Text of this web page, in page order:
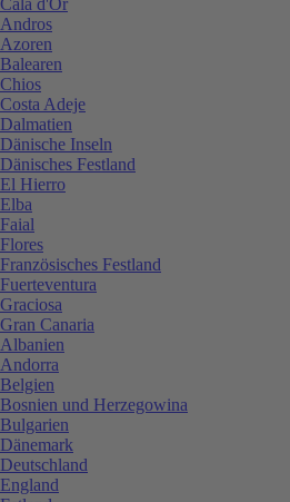
Andros
Azoren
Balearen
Chios
Costa Adeje
Dalmatien
Dänische Inseln
Dänisches Festland
El Hierro
Elba
Faial
Flores
Französisches Festland
Fuerteventura
Graciosa
Gran Canaria
Albanien
Andorra
Belgien
Bosnien und Herzegowina
Bulgarien
Dänemark
Deutschland
England